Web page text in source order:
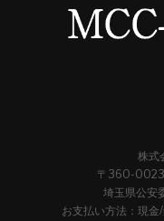
株式
〒360-0023
埼玉県公
お支払い方法：現